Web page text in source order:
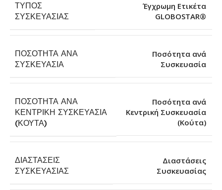
ΤΎΠΟΣ
ΣΥΣΚΕΥΑΣΊΑΣ
Έγχρωμη Ετικέτα
GLOBOSTAR®
ΠΟΣΌΤΗΤΑ ΑΝΆ
ΣΥΣΚΕΥΑΣΊΑ
Ποσότητα ανά
Συσκευασία
ΠΟΣΌΤΗΤΑ ΑΝΆ
ΚΕΝΤΡΙΚΉ ΣΥΣΚΕΥΑΣΊΑ
(ΚΟΎΤΑ)
Ποσότητα ανά
Κεντρική Συσκευασία
(Κούτα)
ΔΙΑΣΤΆΣΕΙΣ
ΣΥΣΚΕΥΑΣΊΑΣ
Διαστάσεις
Συσκευασίας